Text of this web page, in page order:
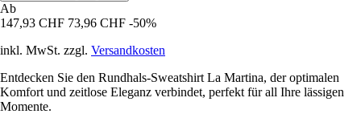
Ab
147,93 CHF 73,96 CHF -50%
inkl. MwSt. zzgl. Versandkosten
Entdecken Sie den Rundhals-Sweatshirt La Martina, der optimalen
Komfort und zeitlose Eleganz verbindet, perfekt für all Ihre lässigen
Momente.